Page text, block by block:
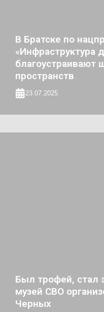
В Братске по
«Инфраструктура
благоустраивают
пространств
23.07.2025
Был трофей, стал
музей СВО
Черных